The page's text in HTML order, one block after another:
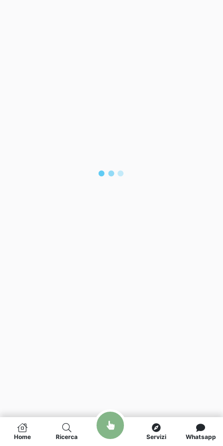
Home Ricerca Servizi Whatsapp